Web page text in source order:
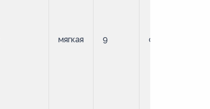
мягкая 9 стандартный